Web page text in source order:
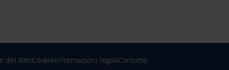
dei datiCookieInformazioni legaliContatto